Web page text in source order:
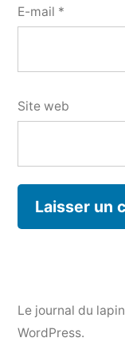
E-mail *
Site web
Le journal du lapin
WordPress.